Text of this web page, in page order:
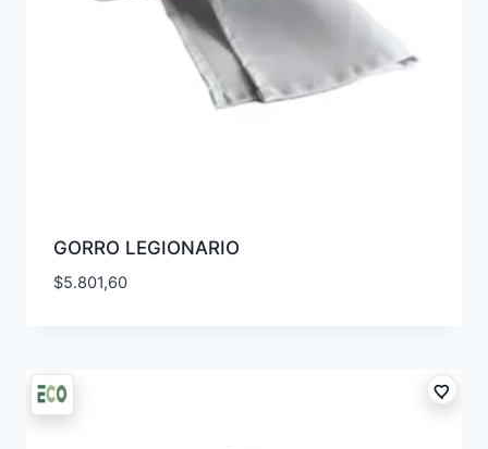
GORRO LEGIONARIO
$5.801,60